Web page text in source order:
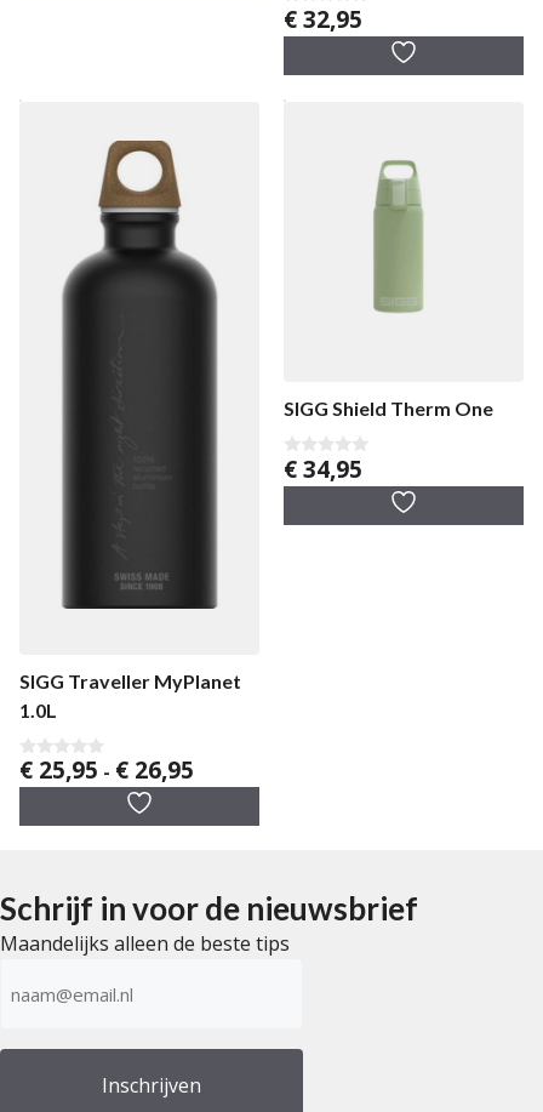
0
v
5
€32,95
SIGG Traveller MyPlanet
1.0L
0
v
€ 25,95 - € 26,95
€ 25,95
SIGG Shield Therm One
0
v
5
€34,95
Schrijf in voor de nieuwsbrief
Maandelijks alleen de beste tips
mailadres